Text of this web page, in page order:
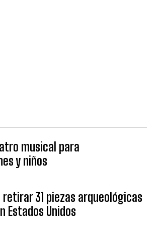
musical para
y niños
retirar 31 piezas arqueológicas
Estados Unidos